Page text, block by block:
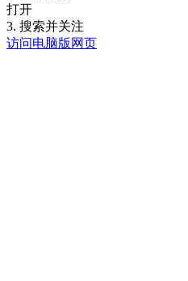
打开
3. 搜索并关注
访问电脑版网页